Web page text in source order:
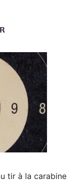
tir à la carabine